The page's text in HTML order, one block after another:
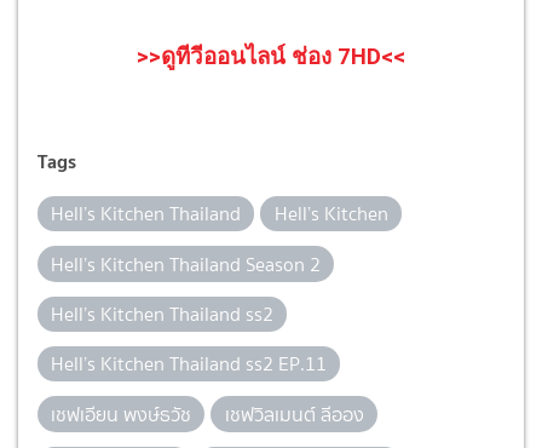
>>ดูทีวีออนไลน์ ช่อง 7HD<<
Tags
Hell’s Kitchen Thailand
Hell’s Kitchen
Hell’s Kitchen Thailand Season 2
Hell’s Kitchen Thailand ss2
Hell’s Kitchen Thailand ss2 EP.11
เชฟเอียน พงษ์ธวัช
เชฟวิลเมนต์ ลีออง